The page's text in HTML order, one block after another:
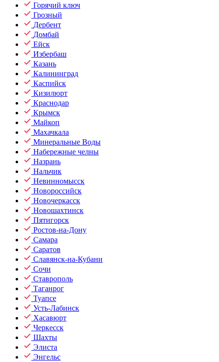
Горячий ключ
Грозный
Дербент
Домбай
Ейск
Избербаш
Казань
Калининград
Каспийск
Кизилюрт
Краснодар
Крымск
Майкоп
Махачкала
Минеральные Воды
Набережные челны
Назрань
Нальчик
Невинномысск
Новороссийск
Новочеркасск
Новошахтинск
Пятигорск
Ростов-на-Дону
Самара
Саратов
Славянск-на-Кубани
Сочи
Ставрополь
Таганрог
Туапсе
Усть-Лабинск
Хасавюрт
Черкесск
Шахты
Элиста
Энгельс